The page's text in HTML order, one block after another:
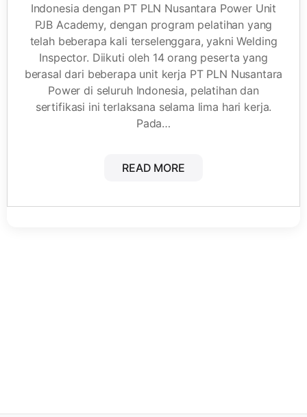
Indonesia dengan PT PLN Nusantara Power Unit
PJB Academy, dengan program pelatihan yang
telah beberapa kali terselenggara, yakni Welding
Inspector. Diikuti oleh 14 orang peserta yang
berasal dari beberapa unit kerja PT PLN Nusantara
Power di seluruh Indonesia, pelatihan dan
sertifikasi ini terlaksana selama lima hari kerja.
Pada…
READ MORE